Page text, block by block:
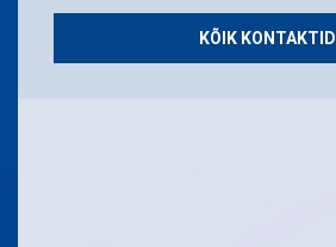
KÕIK KONTAKTID